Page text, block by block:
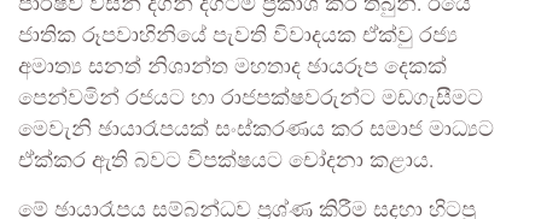
පාර්ෂව විසින් දිගින් දිගටම ප්‍රකාශ කර තිබුනි. ඊයේ
ජාතික රූපවාහිනියේ පැවති විවාදයක ඒක්වු රජ්‍ය
අමාත්‍ය සනත් නිශාන්ත මහතාද ඡායරූප දෙකක්
පෙන්වමින් රජයට හා රාජපක්ෂවරුන්ට මඩගැසීමට
මෙවැනි ඡායාරෑපයක් සංස්කරණය කර සමාජ මාධ්‍යට
ඒක්කර ඇති බවට විපක්ෂයට චෝදනා කළාය.
මේ ඡායාරෑපය සම්බන්ධව ප්‍රශ්ණ කිරීම සදහා හිටපු